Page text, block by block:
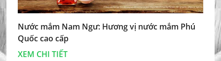
Nước mắm Nam Ngư: Hương vị nước mắm Phú
Quốc cao cấp
XEM CHI TIẾT